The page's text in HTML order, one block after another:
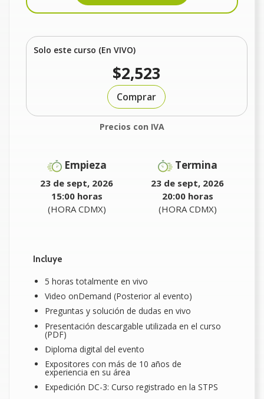
Solo este curso (En VIVO)
$2,523
Comprar
Precios con IVA
Empieza
23 de sept, 2026
15:00 horas
(HORA CDMX)
Termina
23 de sept, 2026
20:00 horas
(HORA CDMX)
Incluye
5 horas totalmente en vivo
Video onDemand (Posterior al evento)
Preguntas y solución de dudas en vivo
Presentación descargable utilizada en el curso
(PDF)
Diploma digital del evento
Expositores con más de 10 años de
experiencia en su área
Expedición DC-3: Curso registrado en la STPS